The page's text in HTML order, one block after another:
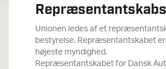
Unionen ledes af et
bestyrelse. Repræsentantskabet
højeste myndighed.
Repræsentantskabet for Dansk